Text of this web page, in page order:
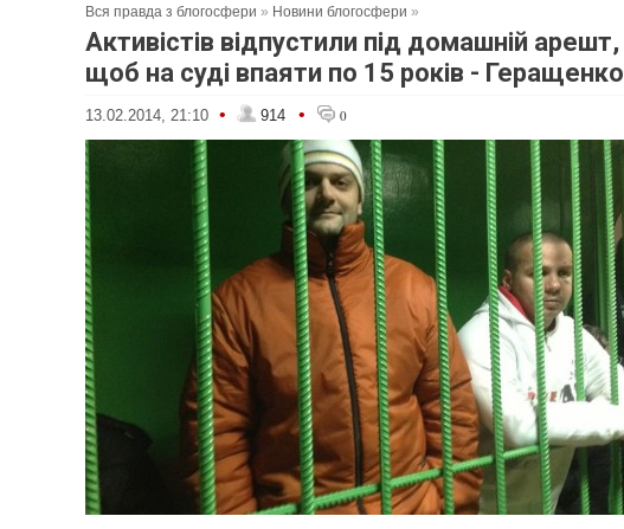
Вся правда з блогосфери » Новини блогосфери »
Активістів відпустили під домашній арешт,
щоб на суді впаяти по 15 років - Геращенко
13.02.2014, 21:10 • 914 • 0